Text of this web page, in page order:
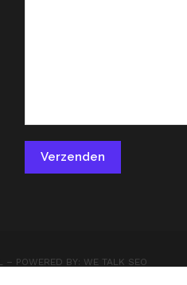
– POWERED BY: WE TALK SEO